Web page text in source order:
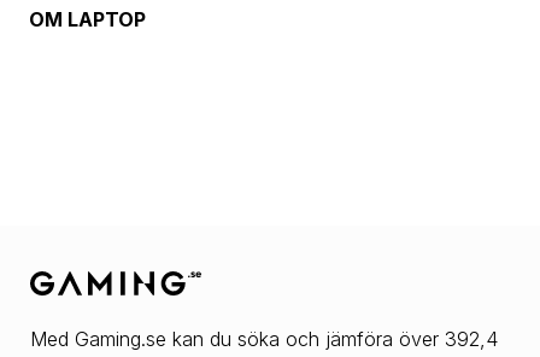
OM LAPTOP
Med Gaming.se kan du söka och jämföra över 392,4